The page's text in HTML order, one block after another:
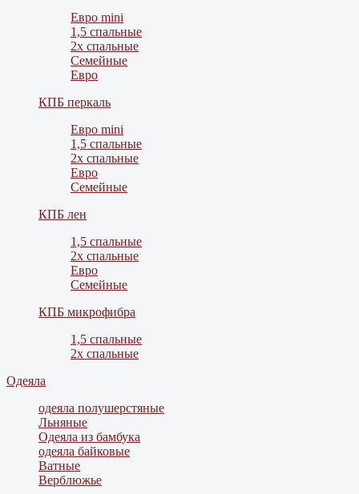
Евро mini
1,5 спальные
2х спальные
Семейные
Евро
КПБ перкаль
Евро mini
1,5 спальные
2х спальные
Евро
Семейные
КПБ лен
1,5 спальные
2х спальные
Евро
Семейные
КПБ микрофибра
1,5 спальные
2х спальные
Одеяла
одеяла полушерстяные
Льняные
Одеяла из бамбука
одеяла байковые
Ватные
Верблюжье